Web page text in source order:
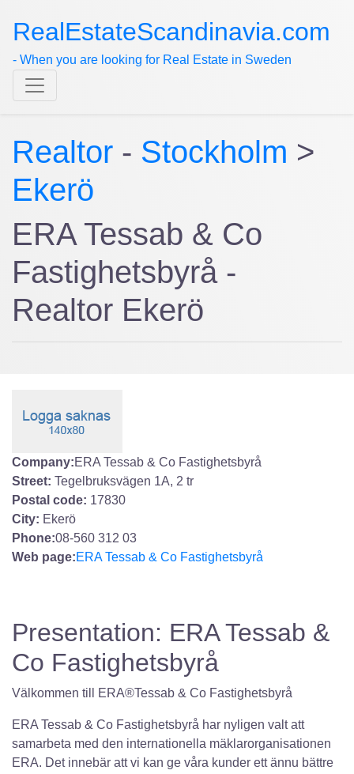
RealEstateScandinavia.com
- When you are looking for Real Estate in Sweden
Realtor - Stockholm >
Ekerö
ERA Tessab & Co
Fastighetsbyrå -
Realtor Ekerö
Company:ERA Tessab & Co Fastighetsbyrå
Street: Tegelbruksvägen 1A, 2 tr
Postal code: 17830
City: Ekerö
Phone:08-560 312 03
Web page:ERA Tessab & Co Fastighetsbyrå
Presentation: ERA Tessab &
Co Fastighetsbyrå
Välkommen till ERA®Tessab & Co Fastighetsbyrå
ERA Tessab & Co Fastighetsbyrå har nyligen valt att
samarbeta med den internationella mäklarorganisationen
ERA. Det innebär att vi kan ge våra kunder ett ännu bättre